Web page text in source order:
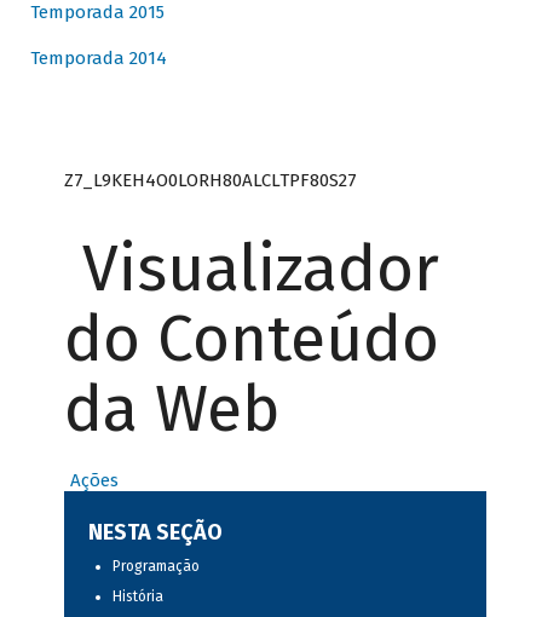
Temporada 2015
Temporada 2014
Z7_L9KEH4O0LORH80ALCLTPF80S27
Visualizador
do Conteúdo
da Web
Ações
NESTA SEÇÃO
Programação
História